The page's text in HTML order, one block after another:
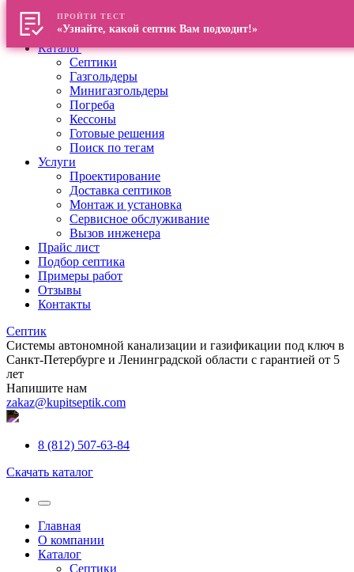
Главная
О компании
Каталог
Септики
Газгольдеры
Минигазгольдеры
Погреба
Кессоны
Готовые решения
Поиск по тегам
Услуги
Проектирование
Доставка септиков
Монтаж и установка
Сервисное обслуживание
Вызов инженера
Прайс лист
Подбор септика
Примеры работ
Отзывы
Контакты
Септик
Системы автономной канализации и газификации под ключ в
Санкт-Петербурге и Ленинградской области с гарантией от 5
лет
Напишите нам
zakaz@kupitseptik.com
8 (812) 507-63-84
Скачать каталог
Главная
О компании
Каталог
Септики
ПРОЙТИ ТЕСТ
«Узнайте, какой септик Вам подходит!»